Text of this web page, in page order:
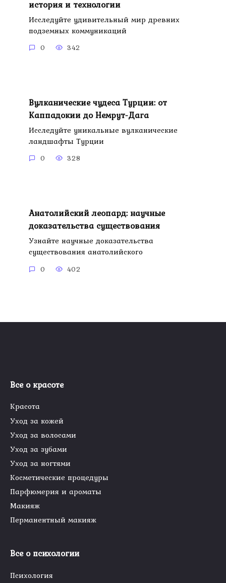
история и технологии
Исследуйте удивительный мир древних
подземных коммуникаций
0 342
Вулканические чудеса Турции: от
Каппадокии до Немрут-Дага
Исследуйте уникальные вулканические
ландшафты Турции
0 328
Анатолийский леопард: научные
доказательства существования
Узнайте научные доказательства
существования анатолийского
0 402
Все о красоте
Красота
Уход за кожей
Уход за волосами
Уход за зубами
Уход за ногтями
Косметические процедуры
Парфюмерия и ароматы
Макияж
Перманентный макияж
Все о психологии
Психология